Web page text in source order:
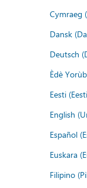
Cymraeg
Dansk
Deutsch
Èdè
Eesti
English
Español
Euskara
Filipino